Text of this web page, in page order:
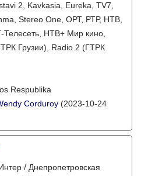
2, Kavkasia, Eureka, TV7,
Stereo One, ОРТ, РТР, НТВ,
НТВ+ Мир кино,
Грузии), Radio 2 (ГТРК
Respublika
Corduroy (2023-10-24
/ Днепропетровская